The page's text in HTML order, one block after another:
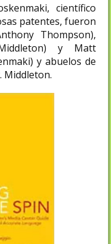
científico
patentes, fueron
Thompson),
y Matt
y abuelos de
Middleton.